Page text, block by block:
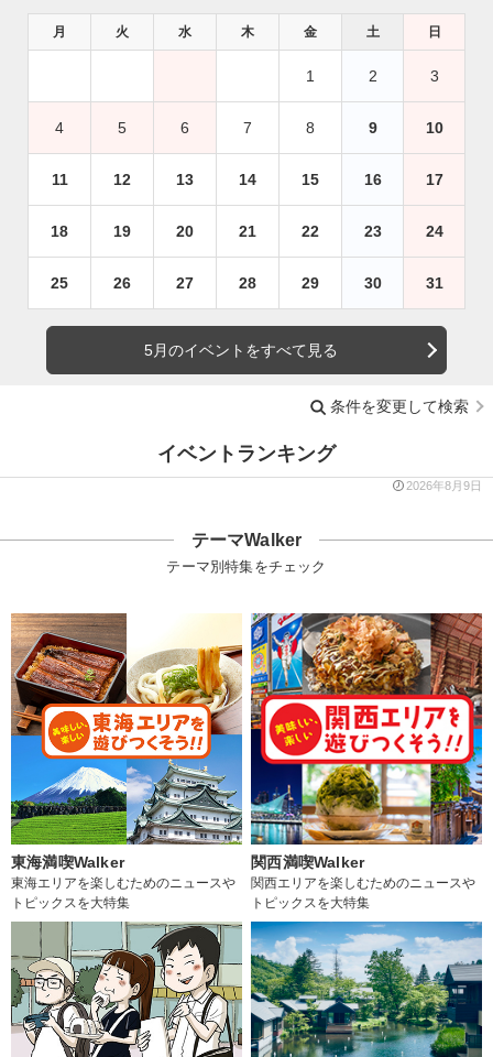
月 火 水 木 金 土 日
1 2 3
4 5 6 7 8 9 10
11 12 13 14 15 16 17
18 19 20 21 22 23 24
25 26 27 28 29 30 31
5月のイベントをすべて見る
条件を変更して検索
イベントランキング
2026年8月9日
テーマWalker
テーマ別特集をチェック
東海満喫Walker
東海エリアを楽しむためのニュースや
トピックスを大特集
関西満喫Walker
関西エリアを楽しむためのニュースや
トピックスを大特集